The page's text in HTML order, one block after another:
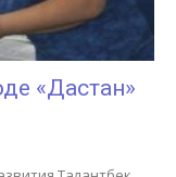
«Дастан»